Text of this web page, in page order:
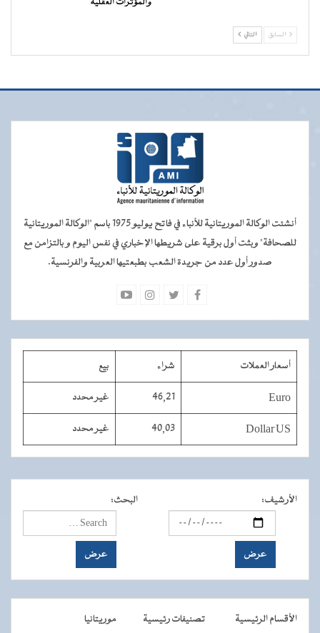
السابق التالي
أنشئت الوكالة الموريتانية للأنباء في فاتح يوليو 1975 باسم "الوكالة الموريتانية
للصحافة" وبثت أول برقية على شريطها الإخباري في نفس اليوم و بالتزامن مع
صدور أول عدد من جريدة الشعب بطبعتيها العربية والفرنسية.
أسعار العملات شراء بيع
Euro
46,21 غير محدد
Dollar US
40,03 غير محدد
الأرشيف: البحث:
الأقسام الرئيسية تصنيفات رئيسية
موريتانيا